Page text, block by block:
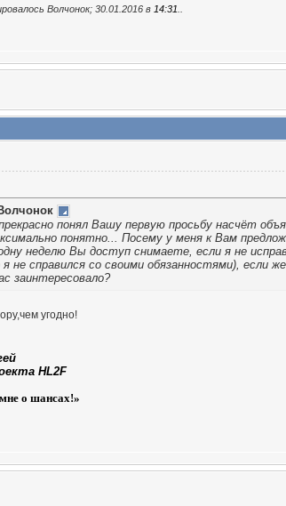
Волчонок; 30.01.2016 в 14:31
понял Вашу первую просьбу насчёт
понятно... Посему у меня к Вам
неделю Вы доступ снимаете, если я не
я не справился со своими обязанностями),
заинтересовало?
угодно!
HL2F
о шансах!»